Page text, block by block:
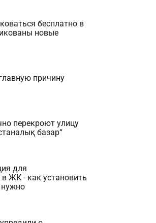
бесплатно в
новые
причину
перекроют улицу
базар“
для
ЖК - как установить
нужно